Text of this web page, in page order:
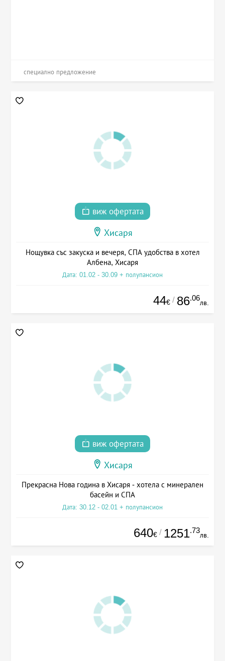
специално предложение
виж офертата
Хисаря
Нощувка със закуска и вечеря, СПА удобства в хотел
Албена, Хисаря
Дата: 01.02 - 30.09 + полупансион
44€ / 86.06
лв.
виж офертата
Хисаря
Прекрасна Нова година в Хисаря - хотела с минерален
басейн и СПА
Дата: 30.12 - 02.01 + полупансион
640€ / 1251.73
лв.